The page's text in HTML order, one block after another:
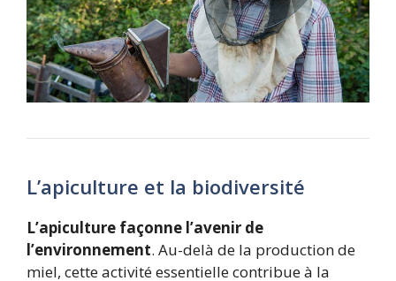
L’apiculture et la biodiversité
L’apiculture façonne l’avenir de
l’environnement. Au-delà de la production de
miel, cette activité essentielle contribue à la